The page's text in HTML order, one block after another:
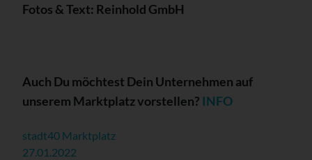
Fotos & Text: Reinhold GmbH
Auch Du möchtest Dein Unternehmen auf
unserem Marktplatz vorstellen? INFO
stadt40 Marktplatz
27.01.2022